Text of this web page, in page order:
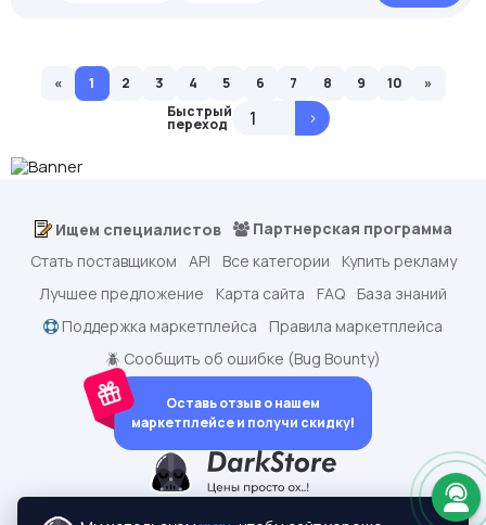
« 1 2 3 4 5 6 7 8 9 10
»
Быстрый
переход >
dark.shopping - Маркетплейс аккаунтов
Ищем специалистов
Партнерская программа
Стать поставщиком
API Все категории
Купить рекламу
Лучшее предложение
Карта сайта FAQ
База знаний
Поддержка маркетплейса
Правила маркетплейса
🪲 Сообщить об ошибке (Bug Bounty)
Оставь отзыв о нашем
маркетплейсе и получи скидку!